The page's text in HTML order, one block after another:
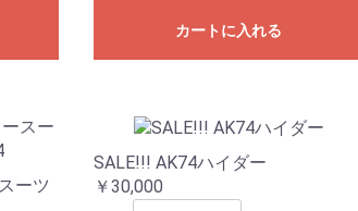
カートに入れる
ーツ
SALE!!! AK74ハイダー
￥30,000